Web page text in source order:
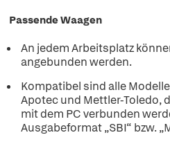
Passende Waagen
An jedem Arbeitsplatz
angebunden werden.
Kompatibel sind alle
Apotec und Mettler-Toledo,
mit dem PC verbunden
Ausgabeformat „SBI“ bzw.